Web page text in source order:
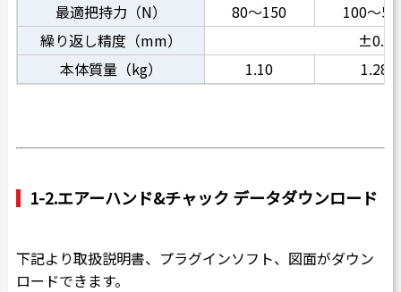
最適把持力（N）
80～150
100～
繰り返し精度（mm）
±0.01
本体質量（kg）
1.10 1.28
1-2.エアーハンド&チャック データダウンロード
下記より取扱説明書、プラグインソフト、図面がダウン
ロードできます。